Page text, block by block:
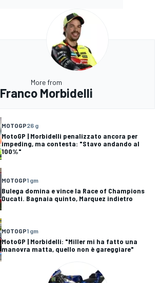
More from
Franco Morbidelli
MOTOGP26 g
MotoGP | Morbidelli penalizzato ancora per
impeding, ma contesta: "Stavo andando al
100%"
MOTOGP1 gm
Bulega domina e vince la Race of Champions
Ducati. Bagnaia quinto, Marquez indietro
MOTOGP1 gm
MotoGP | Morbidelli: "Miller mi ha fatto una
manovra matta, quello non è gareggiare"